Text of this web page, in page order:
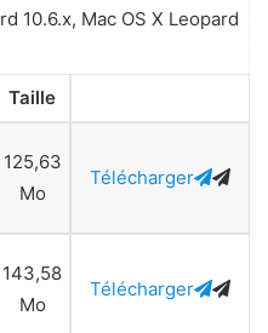
10.6.x, Mac OS X Leopard
Taille
125,63
Mo
Télécharger
143,58
Mo
Télécharger